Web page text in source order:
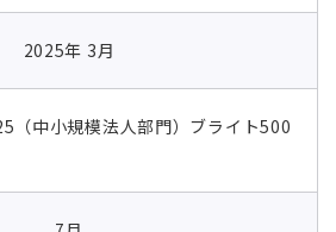
2025年 3月
（中小規模法人部門）ブライト500